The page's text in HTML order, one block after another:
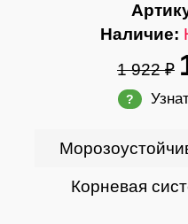
Наличие:
1 922 ₽
?
Корневая